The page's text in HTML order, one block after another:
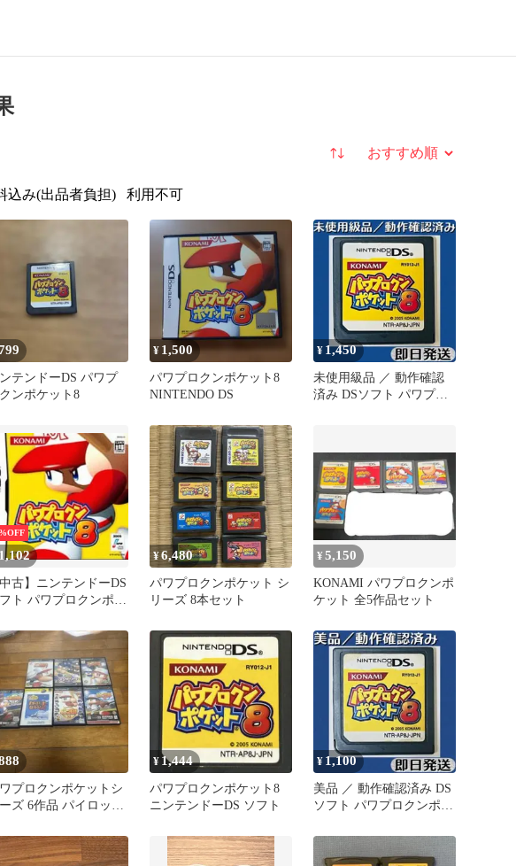
並び替え
込み(出品者負担) 利用不可
テンドーDS パワプ
ンポケット8
¥ 1,500
パワプロクンポケット8
NINTENDO DS
¥ 1,450
未使用級品 ／ 動作確認
済み DSソフト パワプロ
1,102
中古】ニンテンドーDS
ト パワプロクンポケ
¥6,480
パワプロクンポケット シ
リーズ 8本セット
¥5,150
KONAMI パワプロクンポ
ケット 全5作品セット
プロクンポケットシ
ズ 6作品 パイロット
¥ 1,444
パワプロクンポケット8
ニンテンドーDS ソフト
¥ 1,100
美品 ／ 動作確認済み DS
ソフト パワプロクンポケ